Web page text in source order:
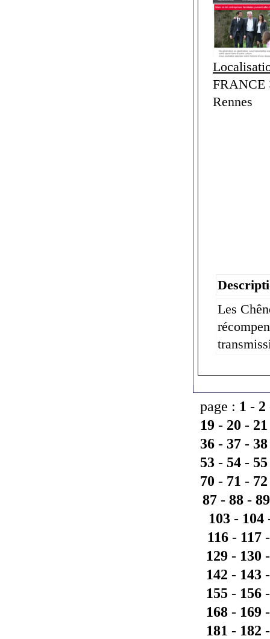
FRANCE
Rennes
Les
page : 1 - 2
19 - 20 - 21
36 - 37 - 38
53 - 54 - 55
70 - 71 - 72
87 - 88 - 89
103- 104
116 - 117
129 - 130
142 - 143
155 - 156
168 - 169
181 - 182